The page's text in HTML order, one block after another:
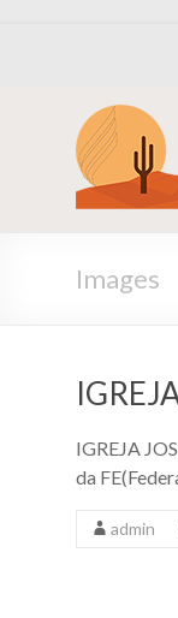
Images
IGREJA
da
admin